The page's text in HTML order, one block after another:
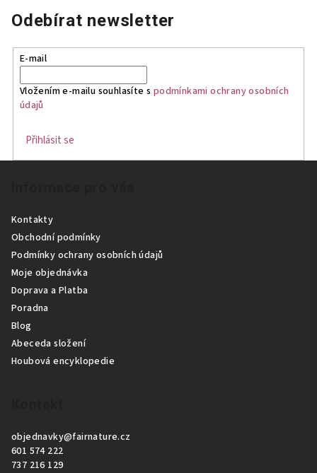
l
c
v
i
Odebírat newsletter
E-mail
Vložením e-mailu souhlasíte s podmínkami ochrany osobních
údajů
Přihlásit se
Kontakty
Obchodní podmínky
Podmínky ochrany osobních údajů
Moje objednávka
Doprava a Platba
Poradna
Blog
Abeceda složení
Houbová encyklopedie
objednavky@fairnature.cz
601 574 222
737 216 129